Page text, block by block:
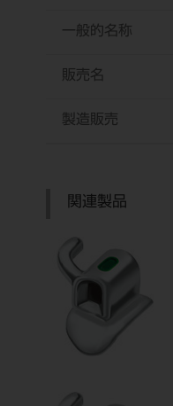
一般的名称
販売名
製造販売
関連製品